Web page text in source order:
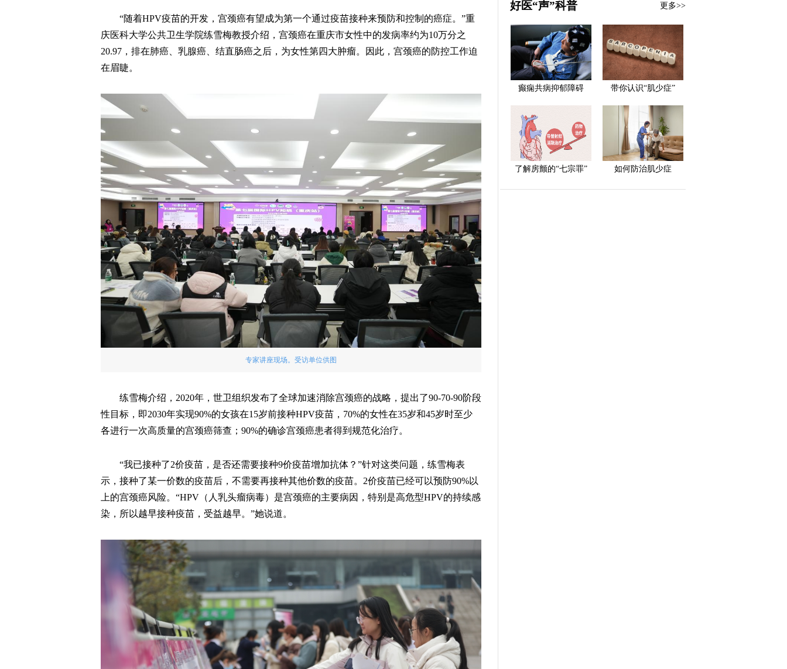
“随着HPV疫苗的开发，宫颈癌有望成为第一个通过疫苗接种来预防和控制的癌症。”重
庆医科大学公共卫生学院练雪梅教授介绍，宫颈癌在重庆市女性中的发病率约为10万分之
20.97，排在肺癌、乳腺癌、结直肠癌之后，为女性第四大肿瘤。因此，宫颈癌的防控工作迫
在眉睫。
专家讲座现场。受访单位供图
练雪梅介绍，2020年，世卫组织发布了全球加速消除宫颈癌的战略，提出了90-70-90阶段
性目标，即2030年实现90%的女孩在15岁前接种HPV疫苗，70%的女性在35岁和45岁时至少
各进行一次高质量的宫颈癌筛查；90%的确诊宫颈癌患者得到规范化治疗。
“我已接种了2价疫苗，是否还需要接种9价疫苗增加抗体？”针对这类问题，练雪梅表
示，接种了某一价数的疫苗后，不需要再接种其他价数的疫苗。2价疫苗已经可以预防90%以
上的宫颈癌风险。“HPV（人乳头瘤病毒）是宫颈癌的主要病因，特别是高危型HPV的持续感
染，所以越早接种疫苗，受益越早。”她说道。
好医“声”科普 更多>>
癫痫共病抑郁障碍 带你认识“肌少症”
了解房颤的“七宗罪” 如何防治肌少症